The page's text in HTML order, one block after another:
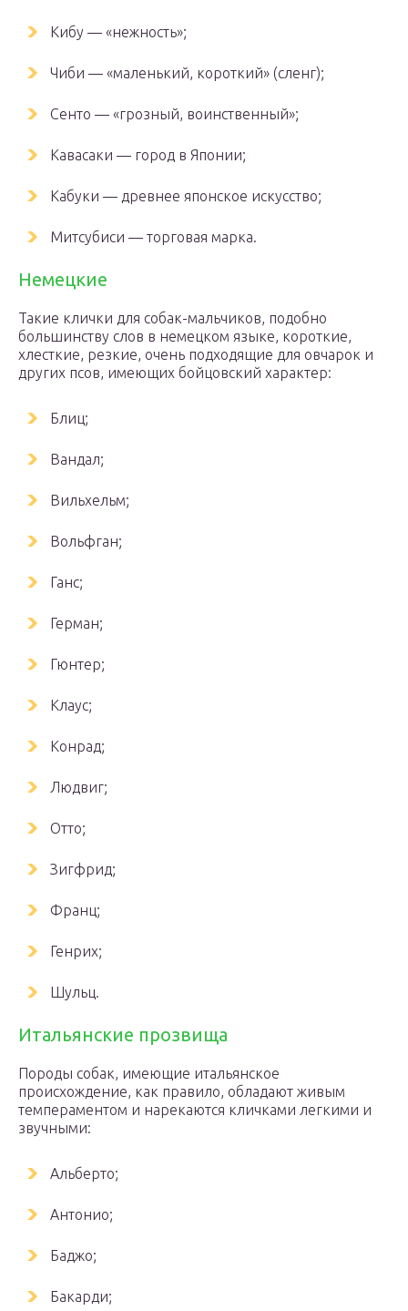
Кибу — «нежность»;
Чиби — «маленький, короткий» (сленг);
Сенто — «грозный, воинственный»;
Кавасаки — город в Японии;
Кабуки — древнее японское искусство;
Митсубиси — торговая марка.
Немецкие
Такие клички для собак-мальчиков, подобно
большинству слов в немецком языке, короткие,
хлесткие, резкие, очень подходящие для овчарок и
других псов, имеющих бойцовский характер:
Блиц;
Вандал;
Вильхельм;
Вольфган;
Ганс;
Герман;
Гюнтер;
Клаус;
Конрад;
Людвиг;
Отто;
Зигфрид;
Франц;
Генрих;
Шульц.
Итальянские прозвища
Породы собак, имеющие итальянское
происхождение, как правило, обладают живым
темпераментом и нарекаются кличками легкими и
звучными:
Альберто;
Антонио;
Баджо;
Бакарди;